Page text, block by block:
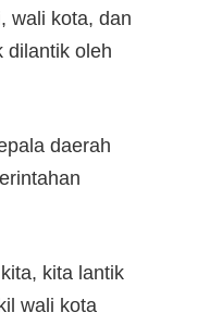
wali kota, dan
dilantik oleh
daerah
kita lantik
wali kota